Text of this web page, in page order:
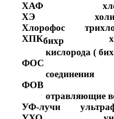
ХАФ
ХЭ
Хлорофос
ХПКбихр
кислорода (
ФОС
соединения
ФОВ
отравляющие
УФ-лучи